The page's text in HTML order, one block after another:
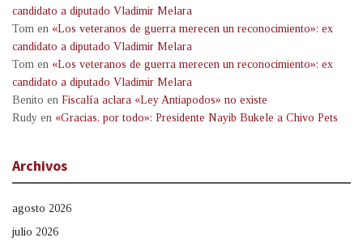
candidato a diputado Vladimir Melara
Tom en «Los veteranos de guerra merecen un reconocimiento»: ex
candidato a diputado Vladimir Melara
Tom en «Los veteranos de guerra merecen un reconocimiento»: ex
candidato a diputado Vladimir Melara
Benito en Fiscalía aclara «Ley Antiapodos» no existe
Rudy en «Gracias, por todo»: Presidente Nayib Bukele a Chivo Pets
Archivos
agosto 2026
julio 2026